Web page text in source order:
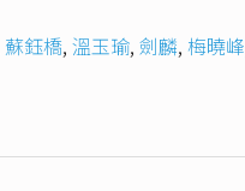
蘇鈺橋, 溫玉瑜, 劍麟, 梅曉峰